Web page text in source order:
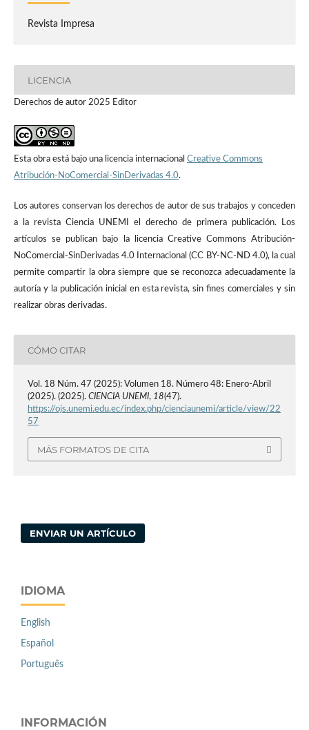
Revista Impresa
LICENCIA
Derechos de autor 2025 Editor
Esta obra está bajo una licencia internacional Creative Commons
Atribución-NoComercial-SinDerivadas 4.0.
Los autores conservan los derechos de autor de sus trabajos y conceden
a la revista Ciencia UNEMI el derecho de primera publicación. Los
artículos se publican bajo la licencia Creative Commons Atribución-
NoComercial-SinDerivadas 4.0 Internacional (CC BY-NC-ND 4.0), la cual
permite compartir la obra siempre que se reconozca adecuadamente la
autoría y la publicación inicial en esta revista, sin fines comerciales y sin
realizar obras derivadas.
CÓMO CITAR
Vol. 18 Núm. 47 (2025): Volumen 18. Número 48: Enero-Abril
(2025). (2025). CIENCIA UNEMI, 18(47).
https://ojs.unemi.edu.ec/index.php/cienciaunemi/article/view/22
57
MÁS FORMATOS DE CITA
ENVIAR UN ARTÍCULO
IDIOMA
English
Español
Português
INFORMACIÓN